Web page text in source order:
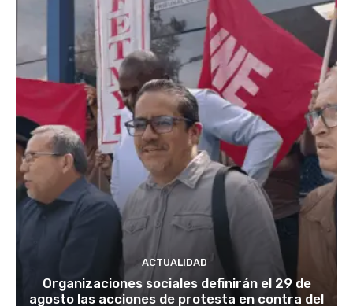
ACTUALIDAD
Organizaciones sociales definirán el 29 de
agosto las acciones de protesta en contra del